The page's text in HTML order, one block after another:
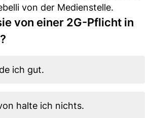
von der Medienstelle.
von einer 2G-Pflicht in
ich gut.
halte ich nichts.